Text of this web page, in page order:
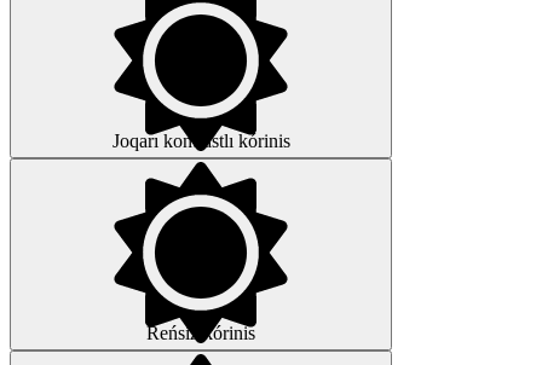
Joqarı kontrastlı kórinis
Reńsiz kórinis